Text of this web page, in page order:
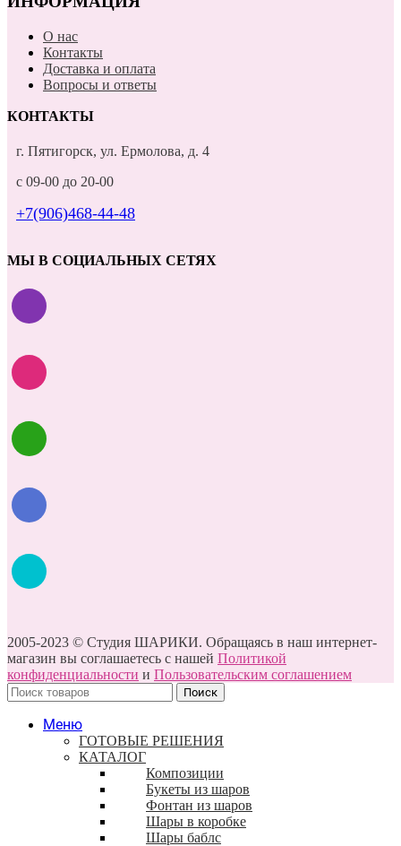
О нас
Контакты
Доставка и оплата
Вопросы и ответы
КОНТАКТЫ
г. Пятигорск, ул. Ермолова, д. 4
с 09-00 до 20-00
+7(906)468-44-48
МЫ В СОЦИАЛЬНЫХ СЕТЯХ
2005-2023 © Студия ШАРИКИ. Обращаясь в наш интернет-
магазин вы соглашаетесь с нашей Политикой
конфиденциальности и Пользовательским соглашением
Поиск
Меню
ГОТОВЫЕ РЕШЕНИЯ
КАТАЛОГ
Композиции
Букеты из шаров
Фонтан из шаров
Шары в коробке
Шары баблс